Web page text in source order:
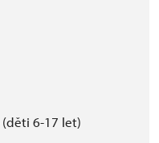
6-17 let)